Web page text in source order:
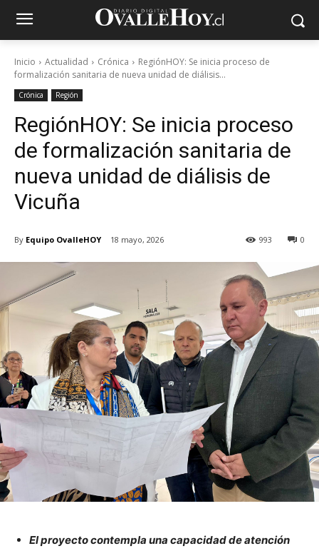
Inicio Actualidad Crónica
RegiónHOY: Se inicia proceso de
formalización sanitaria de nueva unidad de diálisis...
Crónica Región
RegiónHOY: Se inicia proceso
de formalización sanitaria de
nueva unidad de diálisis de
Vicuña
By Equipo OvalleHOY 18 mayo, 2026 0
993
El proyecto contempla una capacidad de atención